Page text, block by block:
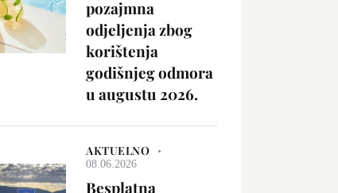
pozajmna
odjeljenja zbog
korištenja
godišnjeg odmora
u augustu 2026.
AKTUELNO
08.06.2026
Besplatna